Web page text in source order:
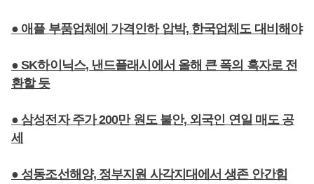
● 애플 부품업체에 가격인하 압박, 한국업체도 대비해야
● SK하이닉스, 낸드플래시에서 올해 큰 폭의 흑자로 전
환할 듯
● 삼성전자 주가 200만 원도 불안, 외국인 연일 매도 공
세
● 성동조선해양, 정부지원 사각지대에서 생존 안간힘